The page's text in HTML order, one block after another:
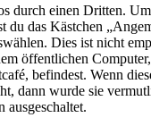
durch einen Dritten.
du das Kästchen
Dies ist nicht
öffentlichen
befindest. Wenn
dann wurde sie
ausgeschaltet.